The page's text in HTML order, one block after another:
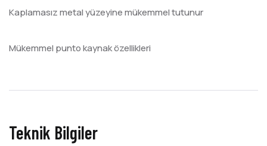
Kaplamasız metal yüzeyine mükemmel tutunur
Mükemmel punto kaynak özellikleri
Teknik Bilgiler